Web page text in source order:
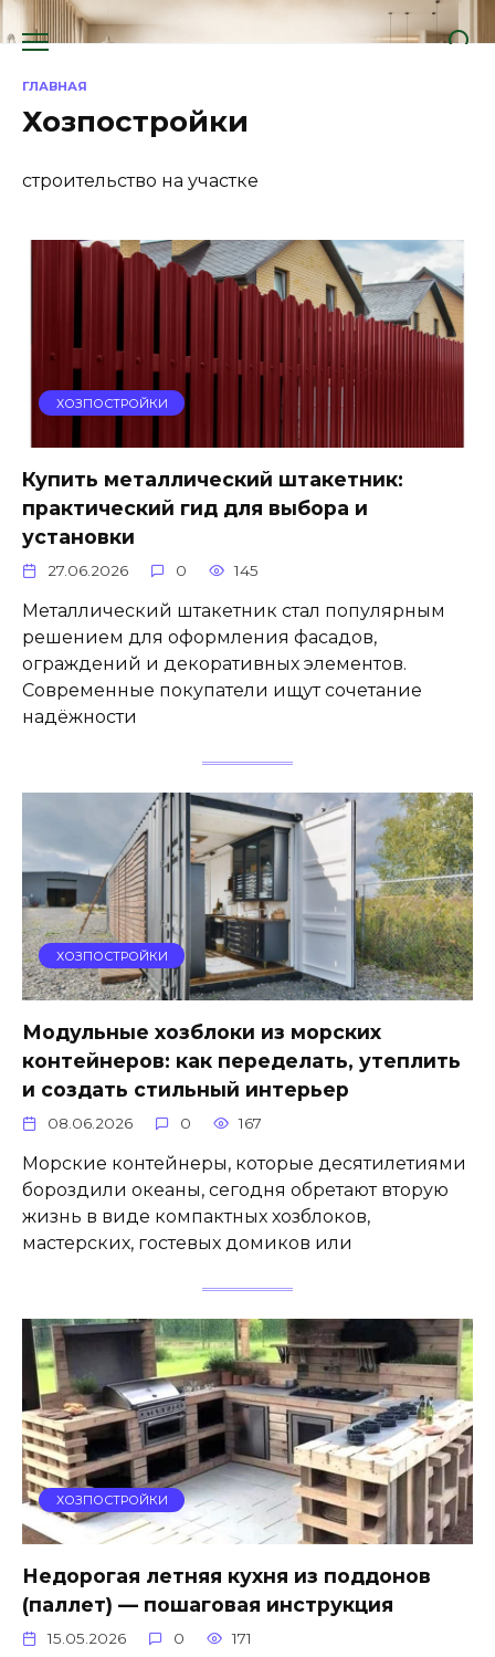
Перейти
к
ГЛАВНАЯ
Хозпостройки
строительство на участке
ХОЗПОСТРОЙКИ
Купить металлический штакетник:
практический гид для выбора и
установки
27.06.2026 0 145
Металлический штакетник стал популярным
решением для оформления фасадов,
ограждений и декоративных элементов.
Современные покупатели ищут сочетание
надёжности
ХОЗПОСТРОЙКИ
Модульные хозблоки из морских
контейнеров: как переделать, утеплить
и создать стильный интерьер
08.06.2026 0 167
Морские контейнеры, которые десятилетиями
бороздили океаны, сегодня обретают вторую
жизнь в виде компактных хозблоков,
мастерских, гостевых домиков или
ХОЗПОСТРОЙКИ
Недорогая летняя кухня из поддонов
(паллет) — пошаговая инструкция
15.05.2026 0 171